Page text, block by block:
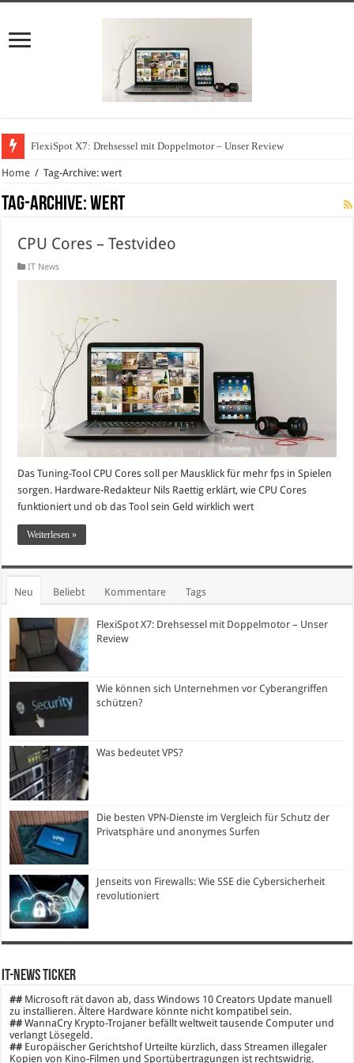
FlexiSpot X7: Drehsessel mit Doppelmotor – Unser Review
Home / Tag-Archive: wert
Tag-Archive:wert
CPU Cores – Testvideo
IT News
Das Tuning-Tool CPU Cores soll per Mausklick für mehr fps in Spielen
sorgen. Hardware-Redakteur Nils Raettig erklärt, wie CPU Cores
funktioniert und ob das Tool sein Geld wirklich wert
Weiterlesen »
Neu Beliebt Kommentare Tags
FlexiSpot X7: Drehsessel mit Doppelmotor – Unser
Review
Wie können sich Unternehmen vor Cyberangriffen
schützen?
Was bedeutet VPS?
Die besten VPN-Dienste im Vergleich für Schutz der
Privatsphäre und anonymes Surfen
Jenseits von Firewalls: Wie SSE die Cybersicherheit
revolutioniert
IT-News Ticker
## Microsoft rät davon ab, dass Windows 10 Creators Update manuell
zu installieren. Ältere Hardware könnte nicht kompatibel sein.
## WannaCry Krypto-Trojaner befällt weltweit tausende Computer und
verlangt Lösegeld.
## Europäischer Gerichtshof Urteilte kürzlich, dass Streamen illegaler
Kopien von Kino-Filmen und Sportübertragungen ist rechtswidrig.